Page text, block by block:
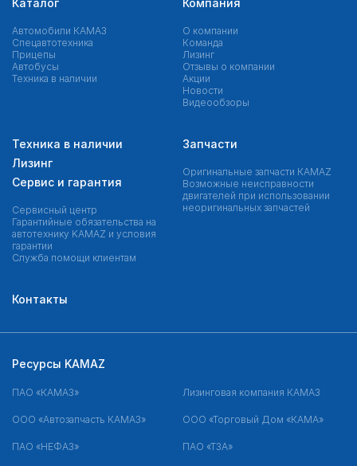
Каталог
Автомобили КАМАЗ
Спецавтотехника
Прицепы
Автобусы
Техника в наличии
Компания
О компании
Команда
Лизинг
Отзывы о компании
Акции
Новости
Видеообзоры
Техника в наличии
Лизинг
Сервис и гарантия
Сервисный центр
Гарантийные обязательства на
автотехнику KAMAZ и условия
гарантии
Служба помощи клиентам
Запчасти
Оригинальные запчасти КAMAZ
Возможные неисправности
двигателей при использовании
неоригинальных запчастей
Контакты
Ресурсы KAMAZ
ПАО «КАМАЗ» Лизинговая компания КАМАЗ
ООО «Автозапчасть КАМАЗ» ООО «Торговый Дом «КАМА»
ПАО «НЕФАЗ» ПАО «ТЗА»